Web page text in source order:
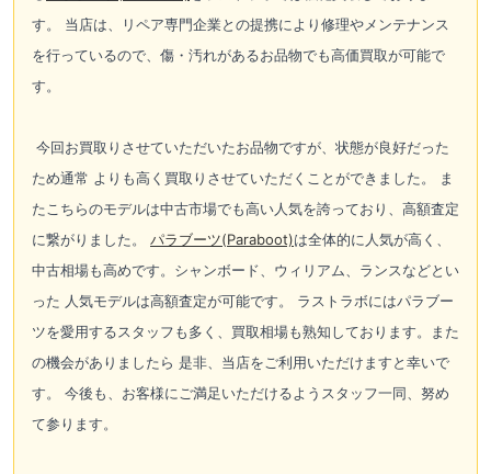
す。 当店は、リペア専門企業との提携により修理やメンテナンス
を行っているので、傷・汚れがあるお品物でも高価買取が可能で
す。
今回お買取りさせていただいたお品物ですが、状態が良好だった
ため通常 よりも高く買取りさせていただくことができました。 ま
たこちらのモデルは中古市場でも高い人気を誇っており、高額査定
に繋がりました。 パラブーツ(Paraboot)は全体的に人気が高く、
中古相場も高めです。シャンボード、ウィリアム、ランスなどとい
った 人気モデルは高額査定が可能です。 ラストラボにはパラブー
ツを愛用するスタッフも多く、買取相場も熟知しております。また
の機会がありましたら 是非、当店をご利用いただけますと幸いで
す。 今後も、お客様にご満足いただけるようスタッフ一同、努め
て参ります。